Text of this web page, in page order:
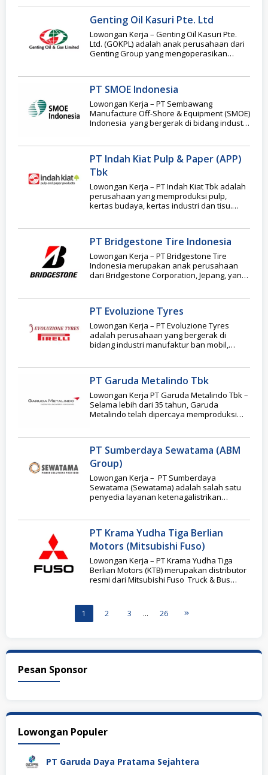
Genting Oil Kasuri Pte. Ltd
Lowongan Kerja – Genting Oil Kasuri Pte.
Ltd. (GOKPL) adalah anak perusahaan dari
Genting Group yang mengoperasikan
PT SMOE Indonesia
Lowongan Kerja – PT Sembawang
Manufacture Off-Shore & Equipment (SMOE)
Indonesia yang bergerak di bidang industri
PT Indah Kiat Pulp & Paper (APP)
Tbk
Lowongan Kerja – PT Indah Kiat Tbk adalah
perusahaan yang memproduksi pulp,
kertas budaya, kertas industri dan tisu.
PT Bridgestone Tire Indonesia
Lowongan Kerja – PT Bridgestone Tire
Indonesia merupakan anak perusahaan
dari Bridgestone Corporation, Jepang, yang
PT Evoluzione Tyres
Lowongan Kerja – PT Evoluzione Tyres
adalah perusahaan yang bergerak di
bidang industri manufaktur ban mobil,
PT Garuda Metalindo Tbk
Lowongan Kerja PT Garuda Metalindo Tbk –
Selama lebih dari 35 tahun, Garuda
Metalindo telah dipercaya memproduksi
PT Sumberdaya Sewatama (ABM
Group)
Lowongan Kerja – PT Sumberdaya
Sewatama (Sewatama) adalah salah satu
penyedia layanan ketenagalistrikan
PT Krama Yudha Tiga Berlian
Motors (Mitsubishi Fuso)
Lowongan Kerja – PT Krama Yudha Tiga
Berlian Motors (KTB) merupakan distributor
resmi dari Mitsubishi Fuso Truck & Bus
1 2 3 … 26
Pesan Sponsor
Lowongan Populer
PT Garuda Daya Pratama Sejahtera